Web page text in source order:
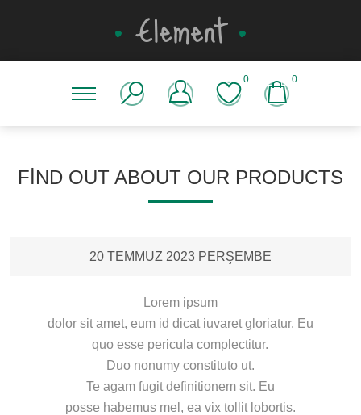
0 0
FIND OUT ABOUT OUR PRODUCTS
20 TEMMUZ 2023 PERŞEMBE
Lorem ipsum
dolor sit amet, eum id dicat iuvaret gloriatur. Eu
quo esse pericula complectitur.
Duo nonumy constituto ut.
Te agam fugit definitionem sit. Eu
posse habemus mel, ea vix tollit lobortis.